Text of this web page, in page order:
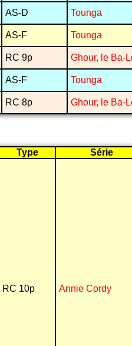
AS-D Tounga
AS-F Tounga
RC 9p Ghour, le Ba-
AS-F Tounga
RC 8p Ghour, le Ba-
Type Série
RC 10p Annie Cordy